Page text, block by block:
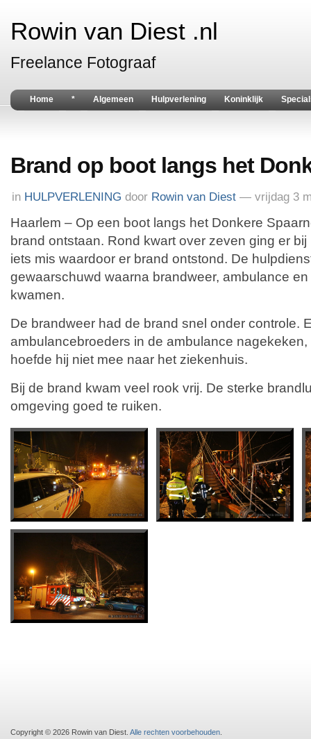
Rowin van Diest .nl
Freelance Fotograaf
Home * Algemeen Hulpverlening Koninklijk
Brand op boot langs het
in HULPVERLENING door Rowin van Diest — vrijdag 3
Haarlem – Op een boot langs het Donkere
brand ontstaan. Rond kwart over zeven ging er
iets mis waardoor er brand ontstond. De
gewaarschuwd waarna brandweer, ambulance
kwamen.
De brandweer had de brand snel onder controle.
ambulancebroeders in de ambulance
hoefde hij niet mee naar het ziekenhuis.
Bij de brand kwam veel rook vrij. De sterke
omgeving goed te ruiken.
Copyright © 2026 Rowin van Diest. Alle rechten voorbehouden